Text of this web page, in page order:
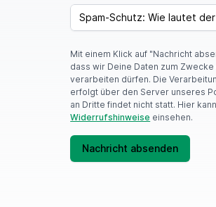
F
O
A
R
E
A
H
U
M
N
SPAM CAPTCHA
Mit einem Klick auf "Nachricht
dass wir Deine Daten zum
verarbeiten dürfen. Die
erfolgt über den Server unseres
an Dritte findet nicht statt. Hier
Widerrufshinweise einsehen.
Nachricht absenden